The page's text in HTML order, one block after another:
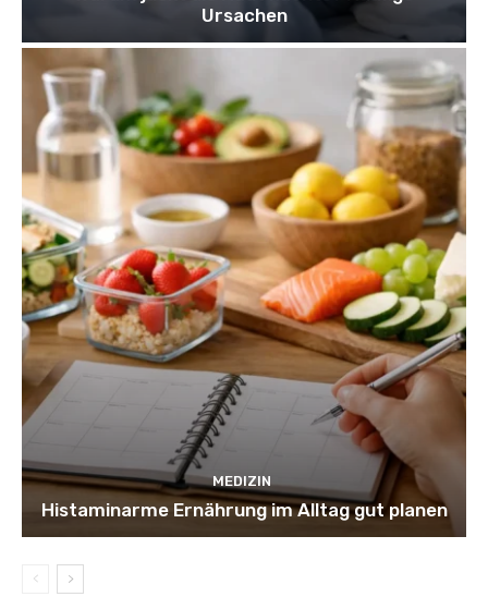
Ursachen
MEDIZIN
Histaminarme Ernährung im Alltag gut planen